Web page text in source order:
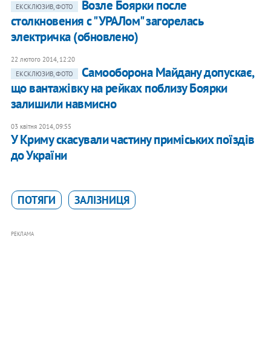
ЕКСКЛЮЗИВ, ФОТО
Возле Боярки после
столкновения с "УРАЛом" загорелась
электричка (обновлено)
22 лютого 2014, 12:20
ЕКСКЛЮЗИВ, ФОТО
Самооборона Майдану допускає,
що вантажівку на рейках поблизу Боярки
залишили навмисно
03 квітня 2014, 09:55
У Криму скасували частину приміських поїздів
до України
ПОТЯГИ ЗАЛІЗНИЦЯ
РЕКЛАМА